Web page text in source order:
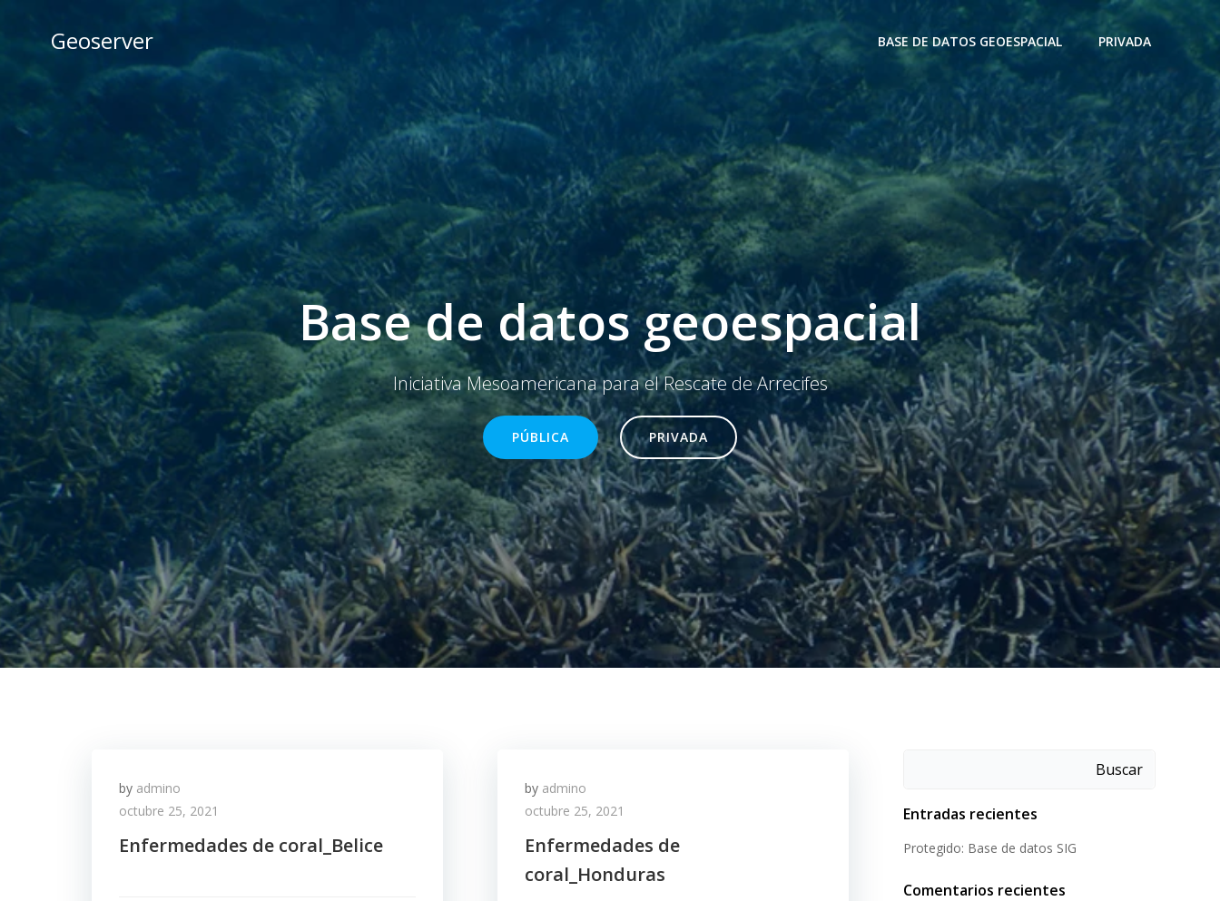
Geoserver BASE DE DATOS GEOESPACIAL PRIVADA
Base de datos geoespacial
Iniciativa Mesoamericana para el Rescate de Arrecifes
PÚBLICA PRIVADA
by admino
octubre 25, 2021
Enfermedades de coral_Belice
by admino
octubre 25, 2021
Enfermedades de
coral_Honduras
Buscar
Entradas recientes
Protegido: Base de datos SIG
Comentarios recientes